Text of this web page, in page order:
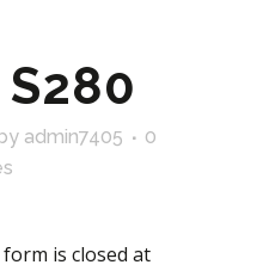
S280
admin7405
0
is closed at